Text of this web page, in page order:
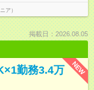
ア）
掲載日：2026.08.05
NEW
勤務3.4万